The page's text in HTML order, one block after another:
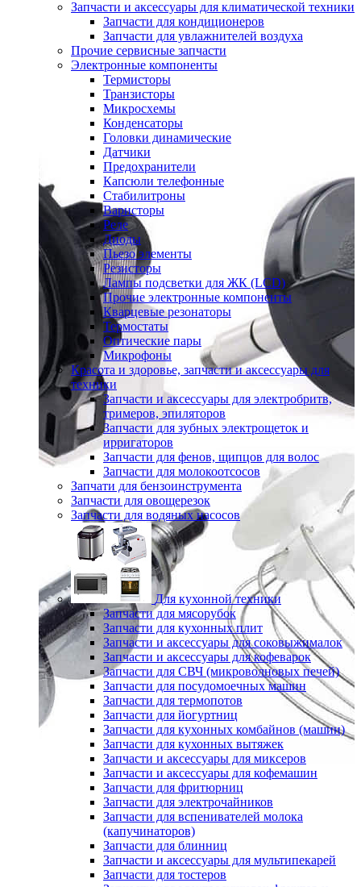
Запчасти и аксессуары для климатической техники
Запчасти для кондиционеров
Запчасти для увлажнителей воздуха
Прочие сервисные запчасти
Электронные компоненты
Термисторы
Транзисторы
Микросхемы
Конденсаторы
Головки динамические
Датчики
Предохранители
Капсюли телефонные
Стабилитроны
Варисторы
Реле
Диоды
Пьезо элементы
Резисторы
Лампы подсветки для ЖК (LCD)
Прочие электронные компоненты
Кварцевые резонаторы
Термостаты
Оптические пары
Микрофоны
Красота и здоровье, запчасти и аксессуары для
техники
Запчасти и аксессуары для электробритв,
тримеров, эпиляторов
Запчасти для зубных электрощеток и
ирригаторов
Запчасти для фенов, щипцов для волос
Запчасти для молокоотсосов
Запчати для бензоинструмента
Запчасти для овощерезок
Запчасти для водяных насосов
Для кухонной техники
Запчасти для мясорубок
Запчасти для кухонных плит
Запчасти и аксессуары для соковыжималок
Запчасти и аксессуары для кофеварок
Запчасти для СВЧ (микроволновых печей)
Запчасти для посудомоечных машин
Запчасти для термопотов
Запчасти для йогуртниц
Запчасти для кухонных комбайнов (машин)
Запчасти для кухонных вытяжек
Запчасти и аксессуары для миксеров
Запчасти и аксессуары для кофемашин
Запчасти для фритюрниц
Запчасти для электрочайников
Запчасти для вспенивателей молока
(капучинаторов)
Запчасти для блинниц
Запчасти и аксессуары для мультипекарей
Запчасти для тостеров